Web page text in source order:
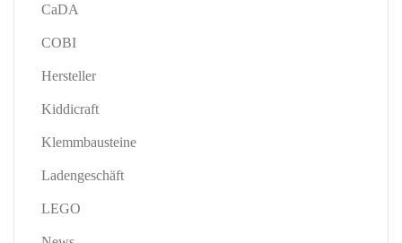
CaDA
COBI
Hersteller
Kiddicraft
Klemmbausteine
Ladengeschäft
LEGO